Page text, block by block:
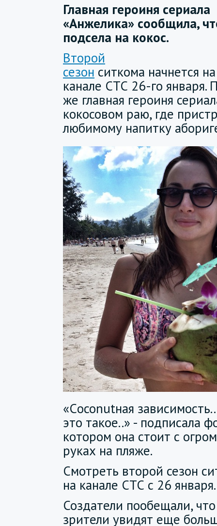
Главная героиня сериала
«Анжелика» сообщила,
подсела на кокос.
Второй
сезон ситкома начнется на
канале СТС 26-го января.
же главная героиня
кокосовом раю, где
любимому напитку
«Сoconutная
это такое..» - подписала
котором она стоит с
руках на пляже.
Смотреть второй сезон
на канале СТС с 26
Создатели пообещали,
зрители увидят еще